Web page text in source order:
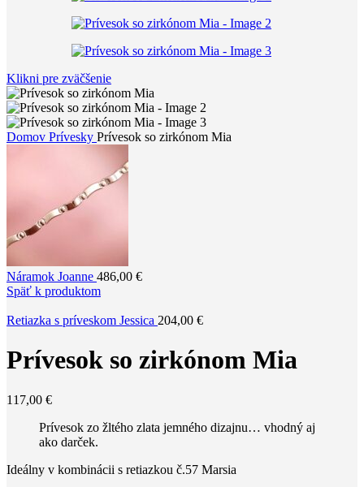
Klikni pre zväčšenie
Domov Prívesky Prívesok so zirkónom Mia
Náramok Joanne 486,00 €
Späť k produktom
Retiazka s príveskom Jessica 204,00 €
Prívesok so zirkónom Mia
117,00 €
Prívesok zo žltého zlata jemného dizajnu… vhodný aj
ako darček.
Ideálny v kombinácii s retiazkou č.57 Marsia